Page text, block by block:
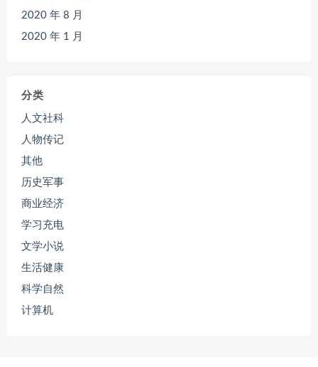
2020 年 8 月
2020 年 1 月
分类
人文社科
人物传记
其他
历史军事
商业经济
学习充电
文学小说
生活健康
科学自然
计算机